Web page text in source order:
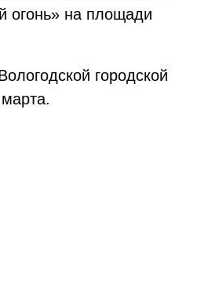
огонь» на площади
городской